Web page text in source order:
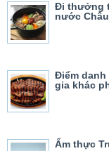
Đi thưởng
nước
Điểm
gia khác
Ẩm thực